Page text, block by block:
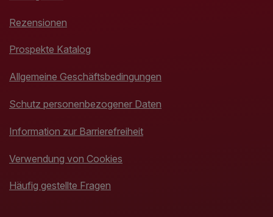
Rezensionen
Prospekte Katalog
Allgemeine Geschäftsbedingungen
Schutz personenbezogener Daten
Information zur Barrierefreiheit
Verwendung von Cookies
Häufig gestellte Fragen